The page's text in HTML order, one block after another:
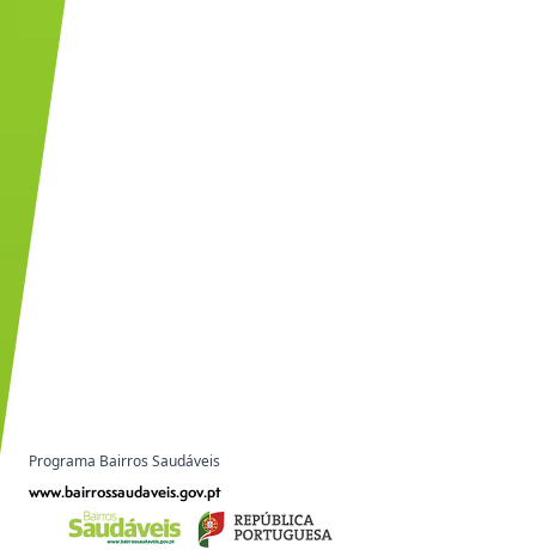
Programa Bairros Saudáveis
www.bairrossaudaveis.gov.pt